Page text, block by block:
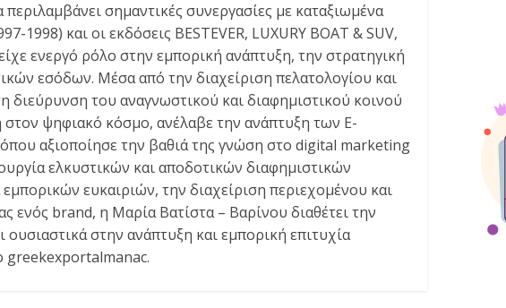
σημαντικές συνεργασίες με καταξιωμένα
1998) και οι εκδόσεις BESTEVER, LUXURY BOAT & SUV,
ενεργό ρόλο στην εμπορική ανάπτυξη, την στρατηγική
εσόδων. Μέσα από την διαχείριση πελατολογίου και
του αναγνωστικού και διαφημιστικού κοινού
ψηφιακό κόσμο, ανέλαβε την ανάπτυξη των E-
όπου αξιοποίησε την βαθιά της γνώση στο digital marketing
ελκυστικών και αποδοτικών διαφημιστικών
ευκαιριών, την διαχείριση περιεχομένου και
ενός brand, η Μαρία Βατίστα – Βαρίνου διαθέτει την
στην ανάπτυξη και εμπορική επιτυχία
greekexportalmanac.